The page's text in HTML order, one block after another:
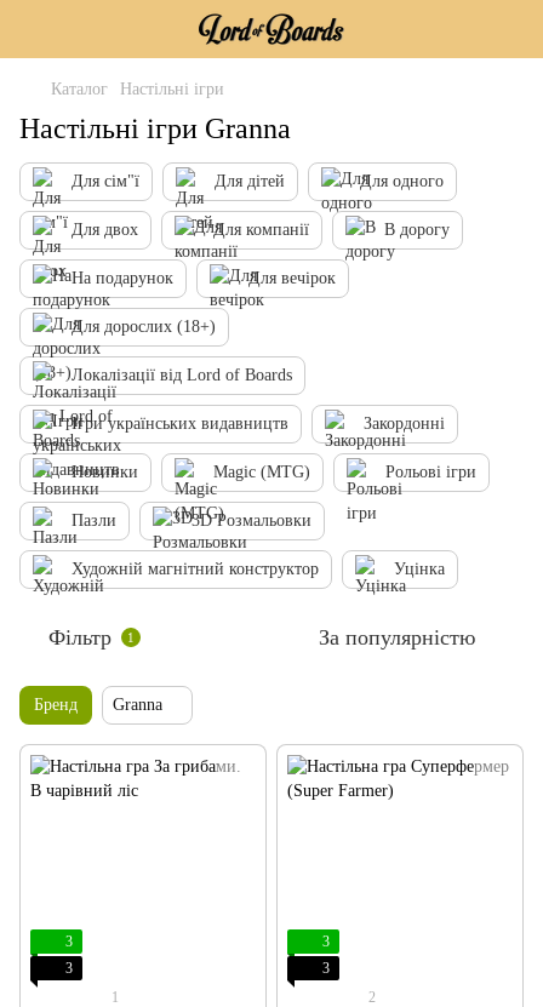
Каталог Настільні ігри
Настільні ігри Granna
Для сім"ї Для дітей Для одного
Для двох Для компанії В дорогу
На подарунок Для вечірок
Для дорослих (18+)
Локалізації від Lord of Boards
Ігри українських видавництв Закордонні
Новинки Magic (MTG) Рольові ігри
Пазли 3D Розмальовки
Художній магнітний конструктор Уцінка
Фільтр 1 За популярністю
Бренд Granna
3
3
1
3
3
2